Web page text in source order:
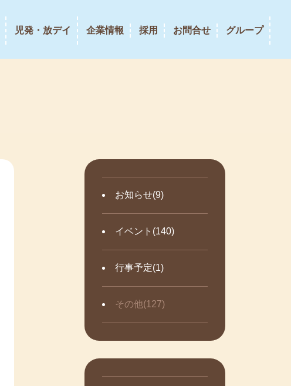
児発・放デイ 企業情報 採用 お問合せ グループ
お知らせ(9)
イベント(140)
行事予定(1)
その他(127)